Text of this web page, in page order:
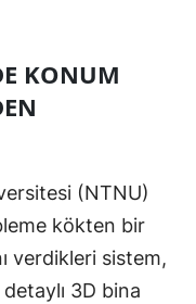
Kırşehir
Kocaeli
Konya
KONUM
(NTNU)
kökten bir
verdikleri sistem,
3D bina